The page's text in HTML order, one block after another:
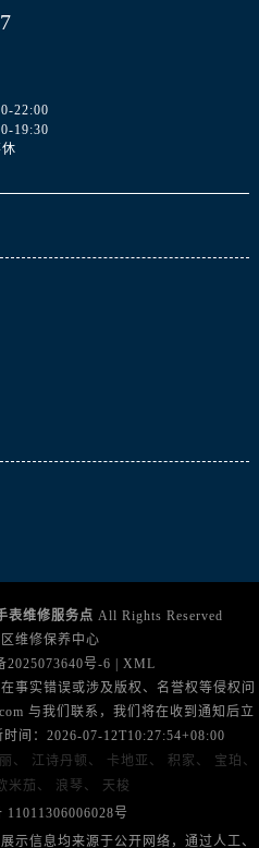
广西壮族自治区贵港市港北区港城街道布山大道与仙衣路交叉口宝玑售后服务中心（需提前预约）
广西壮族自治区来宾市兴宾区桂中大道宝玑售后服务中心（需提前预约）
广西壮族自治区柳州市城中区中山中路宝玑售后服务中心（需提前预约）
广西壮族自治区玉林市玉州区金玉路宝玑售后服务中心（需提前预约）
海南省儋州市儋州市那大镇兰洋北路宝玑售后服务中心（需提前预约）
海南省东方市八所镇解放西路宝玑售后服务中心（需提前预约）
22:00
19:30
表维修服务点 All Rights Reserved
维修保养中心
2025073640号-6 | XML
事实错误或涉及版权、名誉权等侵权问
与我们联系，我们将在收到通知后立
间：2026-07-12T10:27:54+08:00
、 江诗丹顿、 卡地亚、 积家、
宝珀、
米茄、 浪琴、
天梭
11011306006028号
示信息均来源于公开网络，通过人工、